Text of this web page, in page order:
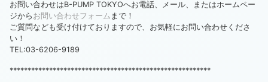
お問い合わせはB-PUMP TOKYOへお電話、メール、またはホームペー
ジから お問い合わせフォーム まで！
ご質問なども受け付けておりますので、お気軽にお問い合わせくださ
い！
TEL:03-6206-9189
********************************************************